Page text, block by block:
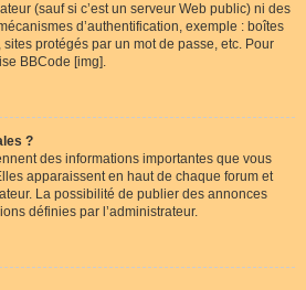
(sauf si c’est un serveur Web public) ni des
d’authentification, exemple : boîtes
protégés par un mot de passe, etc. Pour
BBCode [img].
?
des informations importantes que vous
apparaissent en haut de chaque forum et
La possibilité de publier des annonces
définies par l’administrateur.